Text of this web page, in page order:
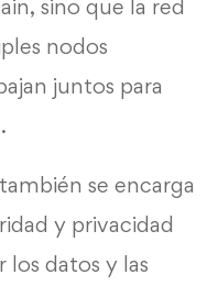
sino que la red
nodos
juntos para
se encarga
y privacidad
los datos y las